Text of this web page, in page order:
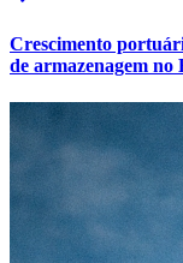
Crescimento
de armazenagem no